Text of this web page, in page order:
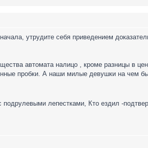
утрудите себя приведением
автомата налицо , кроме разницы в
пробки. А наши милые девушки на чем
лепестками, Кто ездил -